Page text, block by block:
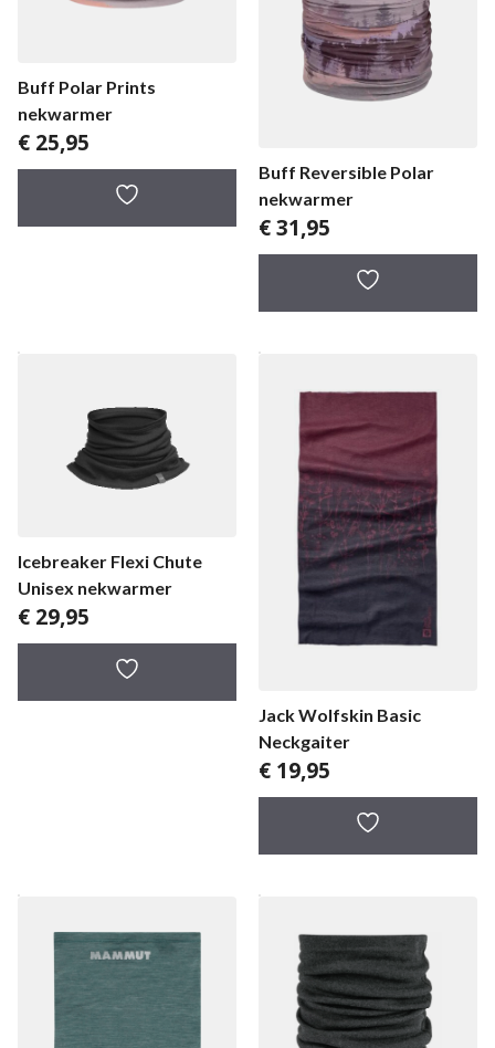
Buff Polar Prints
nekwarmer
€ 25,95
Buff Reversible Polar
nekwarmer
€31,95
Icebreaker Flexi Chute
Unisex nekwarmer
€ 29,95
Jack Wolfskin Basic
Neckgaiter
€ 19,95